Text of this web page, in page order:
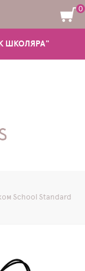
ШКОЛЯРА"
0
School Standard